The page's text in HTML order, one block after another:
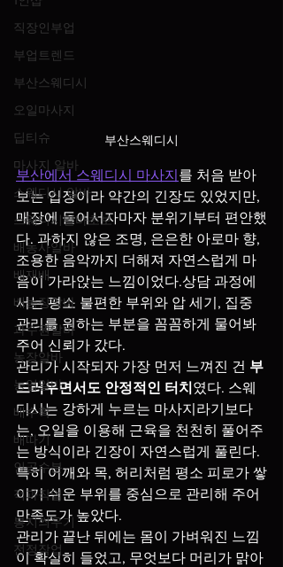
직장인부업
부업트렌드
부산스웨디시
오일마사지
딥티슈
마사지 알바
스웨디시 알바
스웨디시알바초보
배농사알바
배재배
배농장알바
과수원알바
농장알바
농업알바
배수확
배따기
인공수분
적과작업
봉지씌우기
전정작업
부산스웨디시
부산에서 스웨디시 마사지 를 처음 받아
보는 입장이라 약간의 긴장도 있었지만,
매장에 들어서자마자 분위기부터 편안했
다. 과하지 않은 조명, 은은한 아로마 향,
조용한 음악까지 더해져 자연스럽게 마
음이 가라앉는 느낌이었다.상담 과정에
서는 평소 불편한 부위와 압 세기, 집중
관리를 원하는 부분을 꼼꼼하게 물어봐
주어 신뢰가 갔다.
관리가 시작되자 가장 먼저 느껴진 건 부
드러우면서도 안정적인 터치 였다. 스웨
디시는 강하게 누르는 마사지라기보다
는, 오일을 이용해 근육을 천천히 풀어주
는 방식이라 긴장이 자연스럽게 풀린다.
특히 어깨와 목, 허리처럼 평소 피로가 쌓
이기 쉬운 부위를 중심으로 관리해 주어
만족도가 높았다.
관리가 끝난 뒤에는 몸이 가벼워진 느낌
이 확실히 들었고, 무엇보다 머리가 맑아